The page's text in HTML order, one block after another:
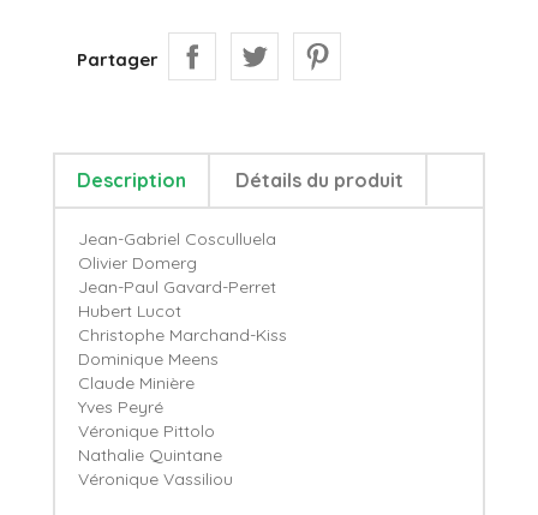
Partager
Description Détails du produit
Jean-Gabriel Cosculluela
Olivier Domerg
Jean-Paul Gavard-Perret
Hubert Lucot
Christophe Marchand-Kiss
Dominique Meens
Claude Minière
Yves Peyré
Véronique Pittolo
Nathalie Quintane
Véronique Vassiliou